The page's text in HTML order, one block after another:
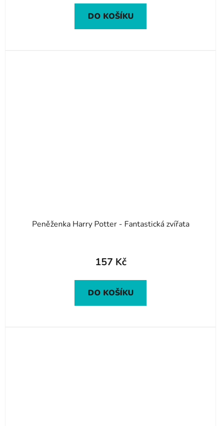
DO KOŠÍKU
Peněženka Harry Potter - Fantastická zvířata
157 Kč
DO KOŠÍKU